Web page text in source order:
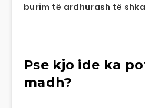
burim të ardhurash të
Pse kjo ide ka
madh?